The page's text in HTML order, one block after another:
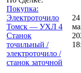
Покупка:
Электроточило
Томск — УХЛ 4
Станок
точильный /
электроточило /
станок заточной
24